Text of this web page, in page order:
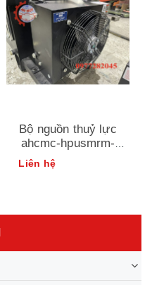
Bộ nguồn thuỷ lực
ahcmc-hpusmrm-
p4p14d1-t80
Liên hệ